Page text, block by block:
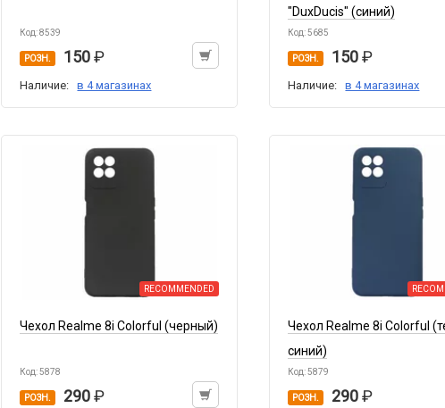
Код: 8539
РОЗН. 150
Наличие: в 4 магазинах
"DuxDucis" (синий)
Код: 5685
РОЗН. 150
Наличие: в 4 магазинах
RECOMMENDED
Чехол Realme 8i Colorful (черный)
Код: 5878
РОЗН. 290
Чехол Realme 8i Colorful
синий)
Код: 5879
РОЗН. 290